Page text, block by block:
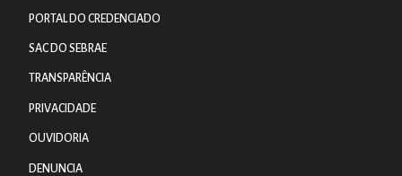
PORTAL DO CREDENCIADO
SAC DO SEBRAE
TRANSPARÊNCIA
PRIVACIDADE
OUVIDORIA
DENUNCIA